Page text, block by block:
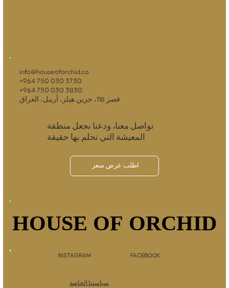
info@houseoforchid.co
+964 750 030 3730
+964 750 030 3830
قصر 118، جرين هيلز، أربيل، العراق
تواصل معنا، ودعنا نجعل منطقة
المعيشة التي تحلم بها حقيقة
اطلب عرض سعر
HOUSE OF ORCHID
HOUSE OF ORCHID
INSTAGRAM FACEBOOK
سياستنا الخاصة